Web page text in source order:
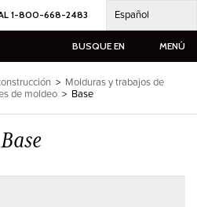
1-800-668-2483 Español
BUSQUE EN MENÚ
> Molduras y trabajos de
de moldeo > Base
Base